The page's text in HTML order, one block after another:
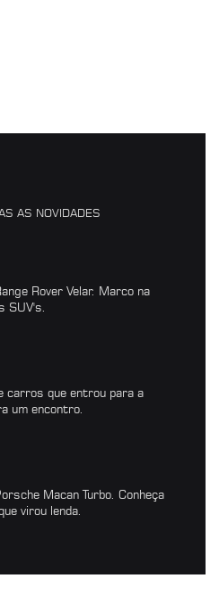
AS NOVIDADES
Rover Velar. Marco na
SUV's.
carros que entrou para a
um encontro.
Macan Turbo. Conheça
virou lenda.